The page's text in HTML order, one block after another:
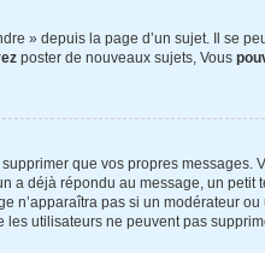
» depuis la page d’un sujet. Il se
poster de nouveaux sujets, Vous
que vos propres
a déjà répondu au message, un petit
n’apparaîtra pas si un modérateur
utilisateurs ne peuvent pas